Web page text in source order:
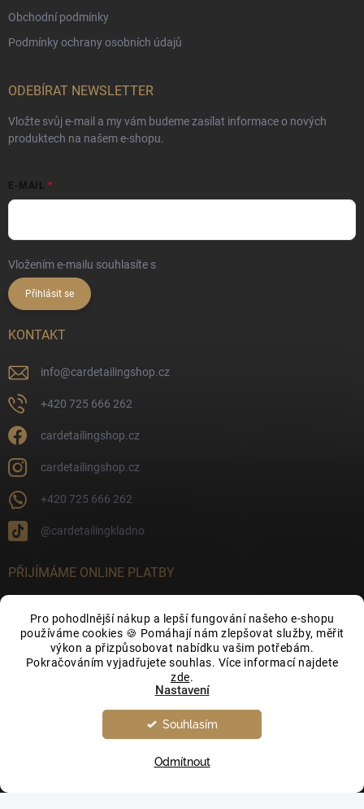
Pro pohodlnější nákup a lepší fungování našeho e-shopu
používáme cookies 🍪 Pomáhají nám zlepšovat služby, měřit
výkon a přizpůsobovat nabídku vašim potřebám.
Pokračováním vyjadřujete souhlas. Více informací najdete
zde.
Nastavení
Odmítnout
Souhlasím
Obchodní podmínky
Podmínky ochrany osobních údajů
ODEBÍRAT NEWSLETTER
Vložte svůj e-mail a my vám budeme zasílat informace o nových
produktech na našem e-shopu.
E-MAIL
Vložením e-mailu souhlasíte s
Přihlásit se
KONTAKT
info@cardetailingshop.cz
+420 725 666 262
cardetailingshop.cz
cardetailingshop.cz
+420 725 666 262
@cardetailingkladno
PŘIJÍMÁME ONLINE PLATBY
FACEBOOK
CarDetailingShop.cz. Všechna práva vyhrazena.